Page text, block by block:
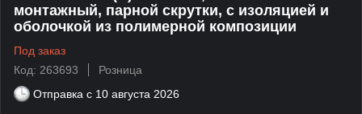
монтажный, парной скрутки, с изоляцией и
оболочкой из полимерной композиции
Под заказ
Код: 263693
Розница
Отправка с 10 августа 2026